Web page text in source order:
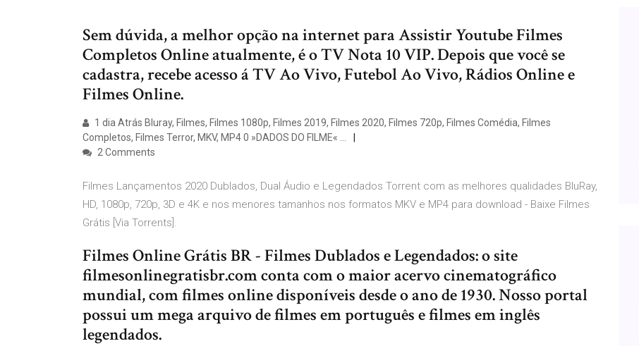
Sem dúvida, a melhor opção na internet para Assistir Youtube Filmes
Completos Online atualmente, é o TV Nota 10 VIP. Depois que você se
cadastra, recebe acesso á TV Ao Vivo, Futebol Ao Vivo, Rádios Online e
Filmes Online.
1 dia Atrás Bluray, Filmes, Filmes 1080p, Filmes 2019, Filmes 2020, Filmes 720p, Filmes Comédia, Filmes
Completos, Filmes Terror, MKV, MP4 0 »DADOS DO FILME« …
2 Comments
Filmes Lançamentos 2020 Dublados, Dual Áudio e Legendados Torrent com as melhores qualidades BluRay,
HD, 1080p, 720p, 3D e 4K e nos menores tamanhos nos formatos MKV e MP4 para download - Baixe Filmes
Grátis [Via Torrents].
Filmes Online Grátis BR - Filmes Dublados e Legendados: o site
filmesonlinegratisbr.com conta com o maior acervo cinematográfico
mundial, com filmes online disponíveis desde o ano de 1930. Nosso portal
possui um mega arquivo de filmes em português e filmes em inglês
legendados.